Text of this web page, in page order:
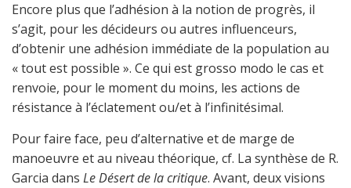
Encore plus que l’adhésion à la notion de progrès, il
s’agit, pour les décideurs ou autres influenceurs,
d’obtenir une adhésion immédiate de la population au
« tout est possible ». Ce qui est grosso modo le cas et
renvoie, pour le moment du moins, les actions de
résistance à l’éclatement ou/et à l’infinitésimal.
Pour faire face, peu d’alternative et de marge de
manoeuvre et au niveau théorique, cf. La synthèse de R.
Garcia dans Le Désert de la critique. Avant, deux visions